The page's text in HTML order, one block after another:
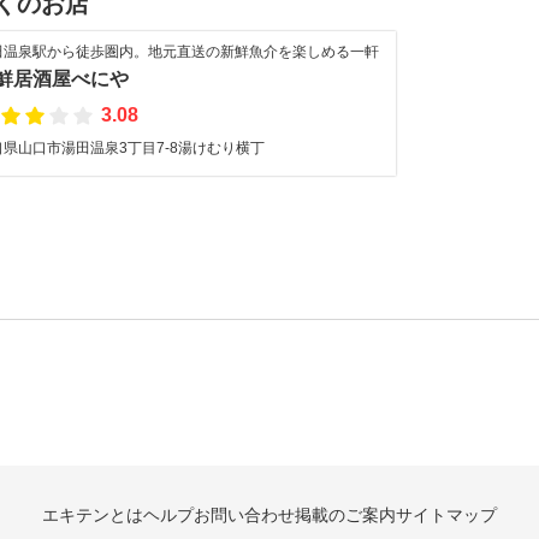
温泉駅から徒歩圏内。地元直送の新鮮魚介を楽しめる一軒
居酒屋べにや
3.08
県山口市湯田温泉3丁目7-8湯けむり横丁
エキテンとはヘルプお問い合わせ掲載のご案内サイトマップ